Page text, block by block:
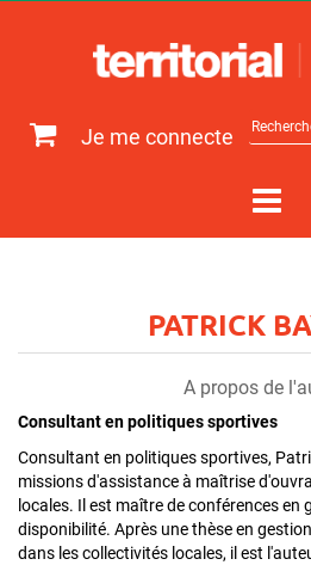
Je me connecte
PATRICK
A propos de
Consultant en politiques sportives
Consultant en politiques sportives,
missions d'assistance à maîtrise
locales. Il est maître de conférences en
disponibilité. Après une thèse en
dans les collectivités locales, il est